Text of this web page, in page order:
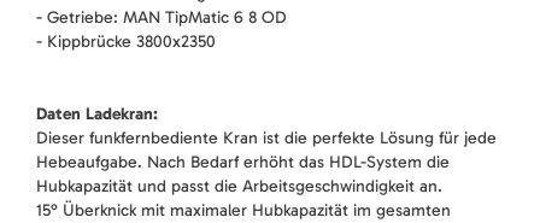
- Getriebe: MAN TipMatic 6 8 OD
- Kippbrücke 3800x2350
Daten Ladekran:
Dieser funkfernbediente Kran ist die perfekte Lösung für jede
Hebeaufgabe. Nach Bedarf erhöht das HDL-System die
Hubkapazität und passt die Arbeitsgeschwindigkeit an.
15° Überknick mit maximaler Hubkapazität im gesamten